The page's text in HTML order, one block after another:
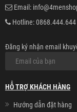
Email:
Hotline:0868.444.644
Đăng ký nhận email
HỖ TRỢ KHÁCH HÀNG
Hướng dẫn đặt hàng